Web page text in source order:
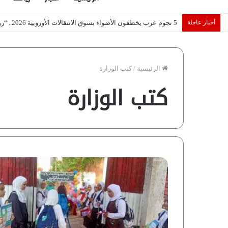
أخبار عاجلة تصريح أثار القلق.. مسؤول بالغرفة التجارية يوضح حقيقة غش
الرئيسية / كتب الوزارة
كتب الوزارة